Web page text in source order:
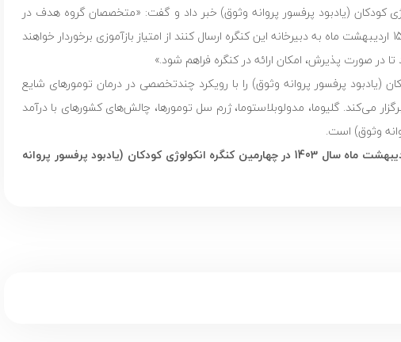
کودکان (یادبود پرفسور پروانه وثوق) خبر داد و گفت: «متخصصان گروه هدف در
سطوح فوق تخصصی، تخصصی، پرستاری، پاراکلینکی و روانشناسی که مقالات خود را تا 15 اردیبهشت ماه به دبیرخانه این کنگره ارسال کنند از امتیاز بازآموزی برخوردار خواهند
در صورت پذیرش، امکان ارائه در کنگره فراهم شود.»
پرفسور پروانه وثوق) را با رویکرد چندتخصصی در درمان تومورهای شایع
گلیوما، مدولوبلاستوما، ژرم سل تومورها، چالش‌های کشورهای با درآمد
وثوق) است.
متخصصان انکولوژی کودکان در سطح ملی و بین‌المللی در تاریخ‌های 26، 27 و 28 اردیبهشت ماه سال 1403 در چهارمین کنگره انکولوژی کودکان (یادبود پرفسور پروانه